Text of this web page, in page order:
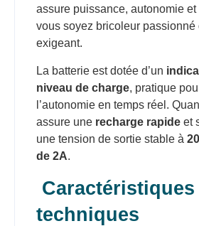
assure puissance, autonomie
vous soyez bricoleur passionné
exigeant.
La batterie est dotée d’un
niveau de charge, pratique
l’autonomie en temps réel.
assure une recharge rapide et
une tension de sortie stable à
de 2A.
Caractéristiques
techniques